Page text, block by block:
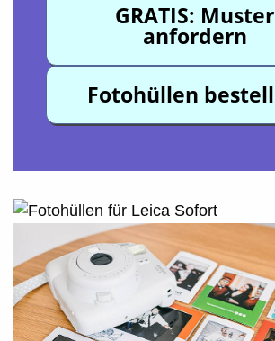
GRATIS: Muster
anfordern
Fotohüllen